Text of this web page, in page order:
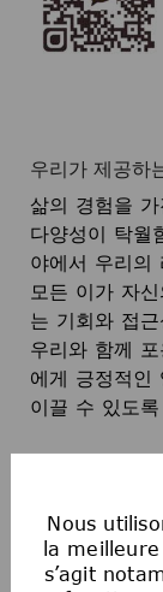
Nous
la
s’agit
우리가 제공하
삶의 경험을
다양성이 탁월
야에서 우리의
모든 이가 자
는 기회와 접
우리와 함께
에게 긍정적인
이끌 수 있도
일원이 되어